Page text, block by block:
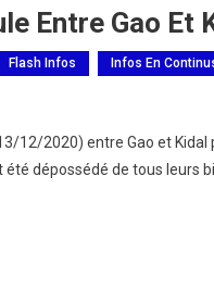
Entre Gao Et
Flash Infos Infos En
2020) entre Gao et Kidal
dépossédé de tous leurs